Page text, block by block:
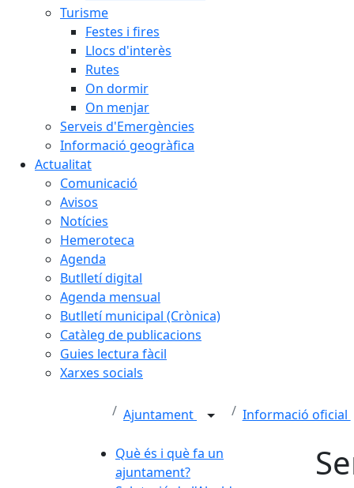
Turisme
Festes i fires
Llocs d'interès
Rutes
On dormir
On menjar
Serveis d'Emergències
Informació geogràfica
Actualitat
Comunicació
Avisos
Notícies
Hemeroteca
Agenda
Butlletí digital
Agenda mensual
Butlletí municipal (Crònica)
Catàleg de publicacions
Guies lectura fàcil
Xarxes socials
Ajuntament Informació oficial
Què és i què fa un
ajuntament?